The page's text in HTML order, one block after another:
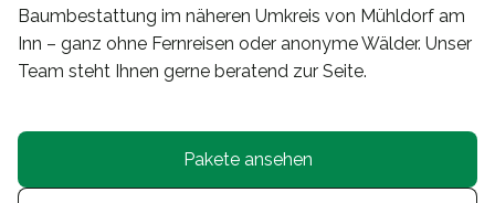
Baumbestattung im näheren Umkreis von Mühldorf am
Inn – ganz ohne Fernreisen oder anonyme Wälder. Unser
Team steht Ihnen gerne beratend zur Seite.
Pakete ansehen